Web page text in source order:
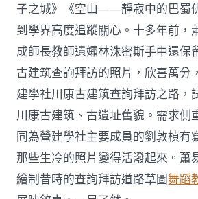
子之城》《空山——靜寂中的巴蜀
到學界高度追蹤關心。十多年前，
成師長教師遺孀林洙密斯手中還保
古建筑查詢拜訪的照片，欣喜萬分
建學社川康古建筑查詢拜訪之路，
川康古建筑、古遺址舊貌。需求側
同為營建學社主要成員的劉敦楨有
那些生冷的照片變得活潑起來。蕭
繪制昔時的查詢拜訪道路草圖舞蹈